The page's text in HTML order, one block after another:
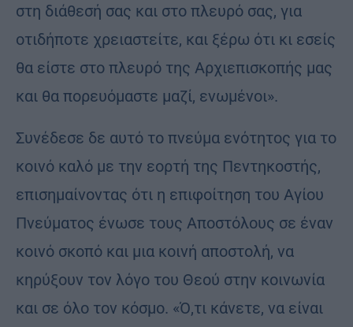
στη διάθεσή σας και στο πλευρό σας, για
οτιδήποτε χρειαστείτε, και ξέρω ότι κι εσείς
θα είστε στο πλευρό της Αρχιεπισκοπής μας
και θα πορευόμαστε μαζί, ενωμένοι».
Συνέδεσε δε αυτό το πνεύμα ενότητος για το
κοινό καλό με την εορτή της Πεντηκοστής,
επισημαίνοντας ότι η επιφοίτηση του Αγίου
Πνεύματος ένωσε τους Αποστόλους σε έναν
κοινό σκοπό και μια κοινή αποστολή, να
κηρύξουν τον λόγο του Θεού στην κοινωνία
και σε όλο τον κόσμο. «Ό,τι κάνετε, να είναι